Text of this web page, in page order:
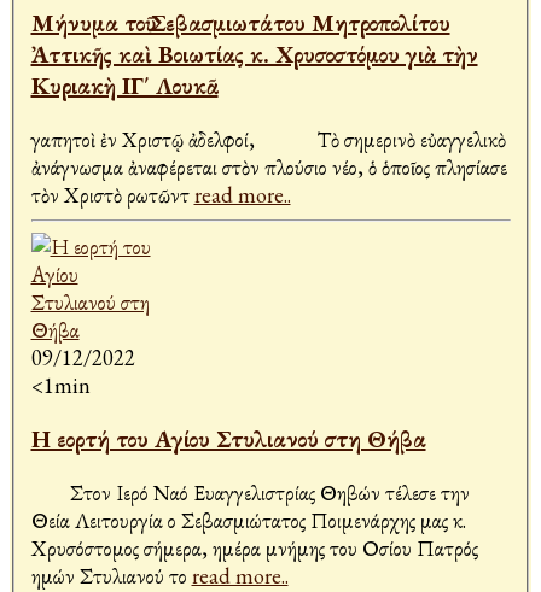
Μήνυμα τοῦ Σεβασμιωτάτου Μητροπολίτου
Ἀττικῆς καὶ Βοιωτίας κ. Χρυσοστόμου γιὰ τὴν
Κυριακὴ ΙΓ΄ Λουκᾶ
Ἀγαπητοὶ ἐν Χριστῷ ἀδελφοί, Τὸ σημερινὸ εὐαγγελικὸ
ἀνάγνωσμα ἀναφέρεται στὸν πλούσιο νέο, ὁ ὁποῖος πλησίασε
τὸν Χριστὸ ρωτῶντread more..
09/12/2022
<1min
Η εορτή του Αγίου Στυλιανού στη Θήβα
Στον Ιερό Ναό Ευαγγελιστρίας Θηβών τέλεσε την
Θεία Λειτουργία ο Σεβασμιώτατος Ποιμενάρχης μας κ.
Χρυσόστομος σήμερα, ημέρα μνήμης του Οσίου Πατρός
ημών Στυλιανού το read more..